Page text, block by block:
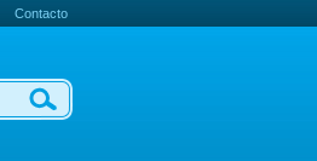
Contacto